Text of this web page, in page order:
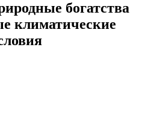
богатства
климатические